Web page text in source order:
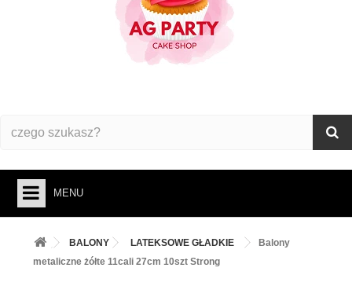
MENU
PIECZENIE
BALONY LATEKSOWE GŁADKIE
Balony
metaliczne żółte 11cali 27cm 10szt Strong